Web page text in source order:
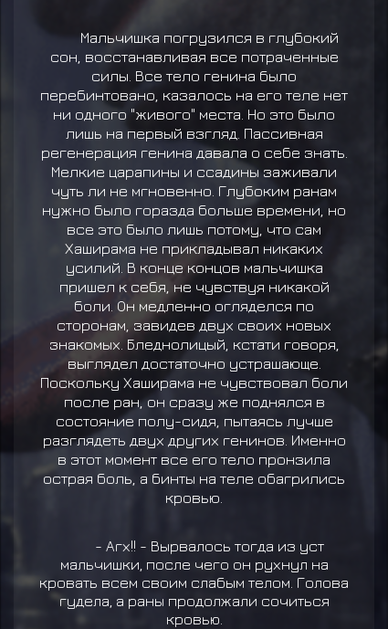
Мальчишка погрузился в глубокий
сон, восстанавливая все потраченные
силы. Все тело генина было
перебинтовано, казалось на его теле нет
ни одного "живого" места. Но это было
лишь на первый взгляд. Пассивная
регенерация генина давала о себе знать.
Мелкие царапины и ссадины заживали
чуть ли не мгновенно. Глубоким ранам
нужно было горазда больше времени, но
все это было лишь потому, что сам
Хаширама не прикладывал никаких
усилий. В конце концов мальчишка
пришел к себя, не чувствуя никакой
боли. Он медленно огляделся по
сторонам, завидев двух своих новых
знакомых. Бледнолицый, кстати говоря,
выглядел достаточно устрашающе.
Поскольку Хаширама не чувствовал боли
после ран, он сразу же поднялся в
состояние полу-сидя, пытаясь лучше
разглядеть двух других генинов. Именно
в этот момент все его тело пронзила
острая боль, а бинты на теле обагрились
кровью.
- Агх!! - Вырвалось тогда из уст
мальчишки, после чего он рухнул на
кровать всем своим слабым телом. Голова
гудела, а раны продолжали сочиться
кровью.